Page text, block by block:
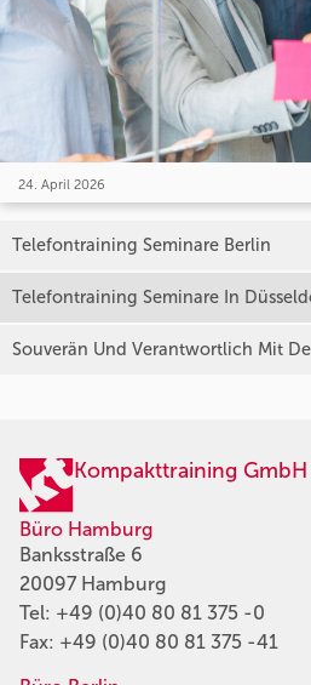
24. April 2026
Telefontraining Seminare Berlin
Telefontraining Seminare In
Souverän Und Verantwortlich Mit
Kompakttraining GmbH
Büro Hamburg
Banksstraße 6
20097 Hamburg
Tel: +49 (0)40 80 81 375 -0
Fax: +49 (0)40 80 81 375 -41